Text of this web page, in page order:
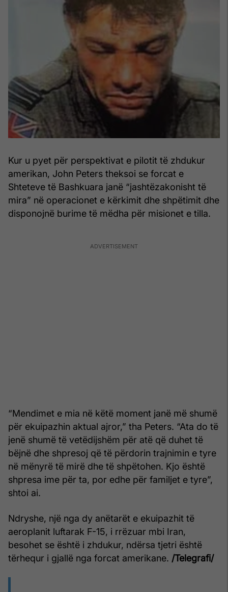
Kur u pyet për perspektivat e pilotit të zhdukur
amerikan, John Peters theksoi se forcat e
Shteteve të Bashkuara janë “jashtëzakonisht të
mira” në operacionet e kërkimit dhe shpëtimit dhe
disponojnë burime të mëdha për misionet e tilla.
“Mendimet e mia në këtë moment janë më shumë
për ekuipazhin aktual ajror,” tha Peters. “Ata do të
jenë shumë të vetëdijshëm për atë që duhet të
bëjnë dhe shpresoj që të përdorin trajnimin e tyre
në mënyrë të mirë dhe të shpëtohen. Kjo është
shpresa ime për ta, por edhe për familjet e tyre”,
shtoi ai.
Ndryshe, një nga dy anëtarët e ekuipazhit të
aeroplanit luftarak F-15, i rrëzuar mbi Iran,
besohet se është i zhdukur, ndërsa tjetri është
tërhequr i gjallë nga forcat amerikane. /Telegrafi/